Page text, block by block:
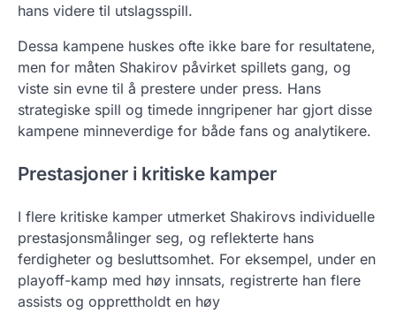
hans videre til utslagsspill.
Dessa kampene huskes ofte ikke bare for resultatene,
men for måten Shakirov påvirket spillets gang, og
viste sin evne til å prestere under press. Hans
strategiske spill og timede inngripener har gjort disse
kampene minneverdige for både fans og analytikere.
Prestasjoner i kritiske kamper
I flere kritiske kamper utmerket Shakirovs individuelle
prestasjonsmålinger seg, og reflekterte hans
ferdigheter og besluttsomhet. For eksempel, under en
playoff-kamp med høy innsats, registrerte han flere
assists og opprettholdt en høy